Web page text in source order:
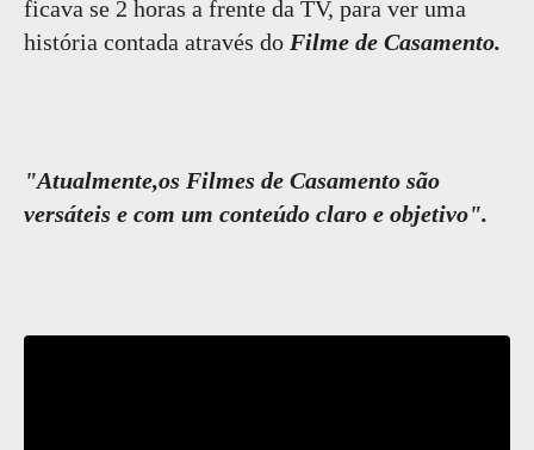
ficava se 2 horas a frente da TV, para ver uma
história contada através do Filme de Casamento.
"Atualmente,os Filmes de Casamento são
versáteis e com um conteúdo claro e objetivo".